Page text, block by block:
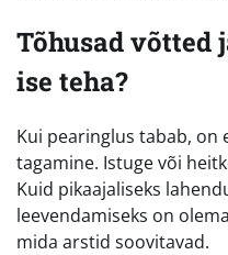
Tõhusad võtted
ise teha?
Kui pearinglus tabab, on
tagamine. Istuge või
Kuid pikaajaliseks
leevendamiseks on
mida arstid soovitavad.